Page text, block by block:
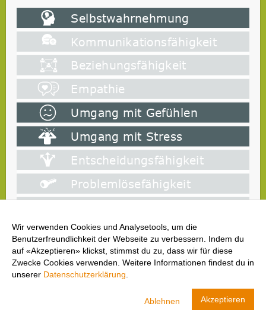
Wir verwenden Cookies und Analysetools, um die
Benutzerfreundlichkeit der Webseite zu verbessern. Indem du
auf «Akzeptieren» klickst, stimmst du zu, dass wir für diese
Zwecke Cookies verwenden. Weitere Informationen findest du in
unserer Datenschutzerklärung
Ablehnen Akzeptieren
ANZEIGEN